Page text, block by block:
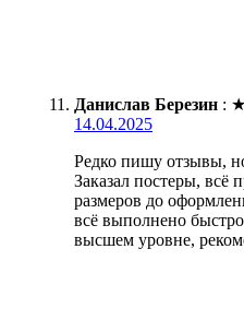
Данислав Березин : ★
14.04.2025
Редко пишу отзывы,
Заказал постеры, всё
размеров до
всё выполнено
высшем уровне,